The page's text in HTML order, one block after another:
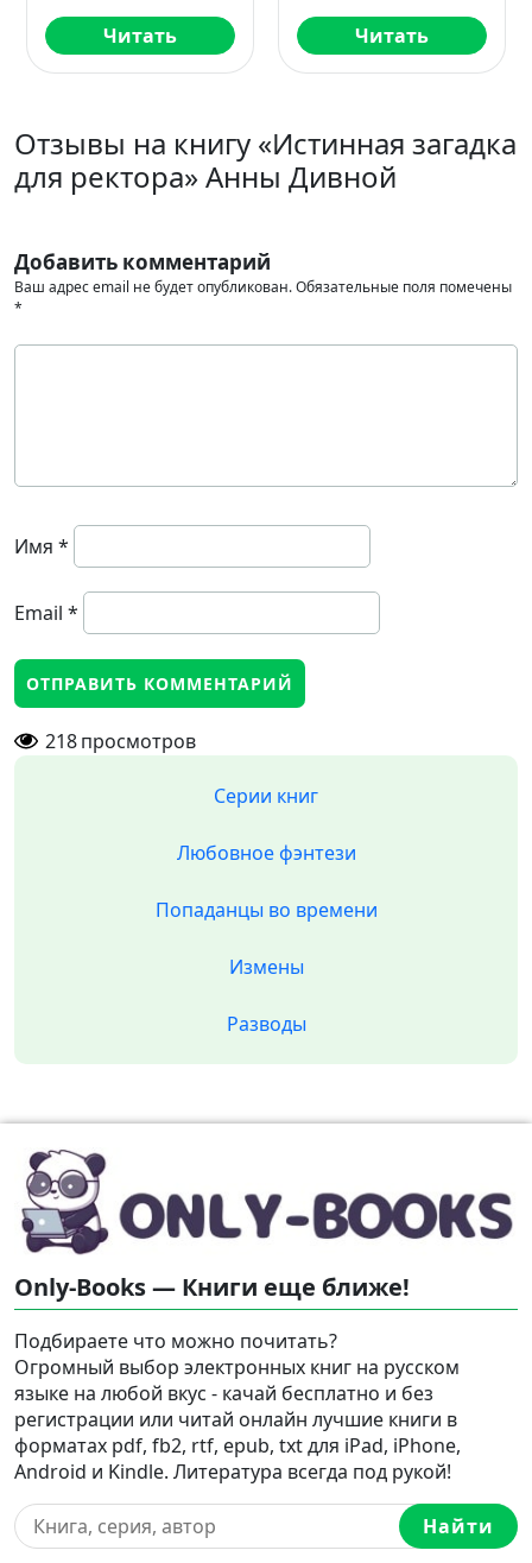
Читать Читать
Отзывы на книгу «Истинная загадка
для ректора» Анны Дивной
Добавить комментарий
Ваш адрес email не будет опубликован.Обязательные поля помечены
*
Имя *
Email *
218просмотров
Серии книг
Любовное фэнтези
Попаданцы во времени
Измены
Разводы
Only-Books — Книги еще ближе!
Подбираете что можно почитать?
Огромный выбор электронных книг на русском
языке на любой вкус - качай бесплатно и без
регистрации или читай онлайн лучшие книги в
форматах pdf, fb2, rtf, epub, txt для iPad, iPhone,
Android и Kindle. Литература всегда под рукой!
Найти